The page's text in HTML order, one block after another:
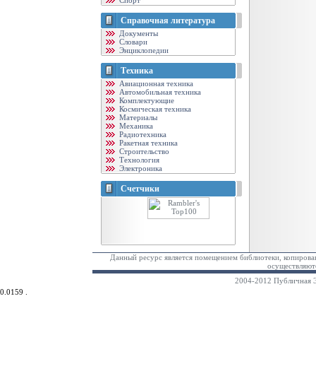
Справочная литература
Документы
Словари
Энциклопедии
Техника
Авиационная техника
Автомобильная техника
Комплектующие
Космическая техника
Материалы
Механика
Радиотехника
Ракетная техника
Строительство
Технология
Электроника
Счетчики
Данный ресурс является помещением библиотеки,
2004-2012 Публичная
0.0159 .